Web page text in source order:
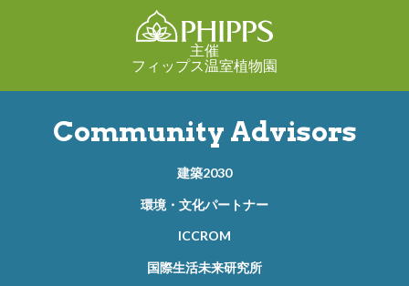
主催
フィップス温室植物園
Community Advisors
建築2030
環境・文化パートナー
ICCROM
国際生活未来研究所